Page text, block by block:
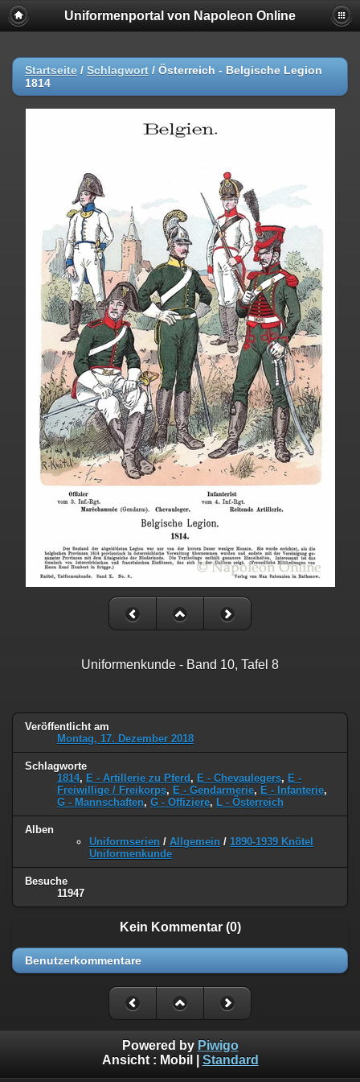
Uniformenportal von Napoleon Online
Startseite / Schlagwort / Österreich - Belgische Legion
1814
Uniformenkunde - Band 10, Tafel 8
Veröffentlicht am
Montag, 17. Dezember 2018
Schlagworte
1814, E - Artillerie zu Pferd , E - Chevaulegers, E -
Freiwillige / Freikorps, E - Gendarmerie, E - Infanterie,
G - Mannschaften, G - Offiziere, L - Österreich
Alben
Uniformserien / Allgemein / 1890-1939 Knötel
Uniformenkunde
Besuche
11947
Kein Kommentar (0)
Benutzerkommentare
Powered by Piwigo
Ansicht : Mobil Standard